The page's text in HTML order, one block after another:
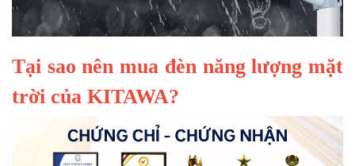
Tại sao nên mua đèn năng lượng mặt
trời của KITAWA?